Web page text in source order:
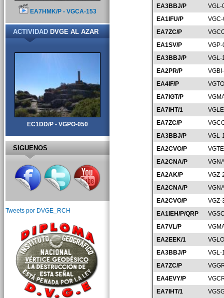
EA3BBJ/P
VGL-
EA1IFU/P
EA7ZC/P
EA1SV/P
EA3BBJ/P
VGL-
EA2PR/P
EA4IF/P
EA7IGT/P
EA7IHT/1
EA7ZC/P
EA3BBJ/P
VGL-
EA2CVO/P
EA2CNA/P
EA2AK/P
VGZ-
EA2CNA/P
EA2CVO/P
VGZ-
EA1IEH/P/QRP
EA7VL/P
EA2EEK/1
EA3BBJ/P
VGL-
EA7ZC/P
EA4EVY/P
EA7IHT/1
EA7HMK/P - VGCA-153
ACTIVIDADDVGE AL AZAR
EC1DD/P - VGPO-050
SIGUENOS
Tweets por DVGE_RCH